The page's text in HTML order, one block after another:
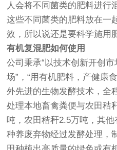
人会将不同菌类的肥料进行
这些不同菌类的肥料放在一
效，所以说还是要科学施用
有机复混肥如何使用
公司秉承“以技术创新开创
场”，“用有机肥料，产健康
外先进的生物发酵技术，全
处理本地畜禽粪便与农田秸
吨，农田秸秆2.5万吨，其
种养废弃物经过发酵处理，